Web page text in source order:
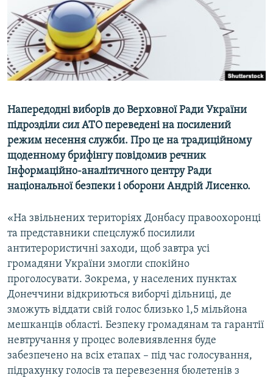
ДЕПОРТАЦІЯ
ВІДЕОУРОКИ «ELIFBE»
СВІДЧЕННЯ ОКУПАЦІЇ
УКРАЇНСЬКА ПРОБЛЕМА КРИМУ
ЯК ОБІЙТИ БЛОКУВАННЯ
Русский
Qırımtatar
Усі сайти RFE/RL
Напередодні виборів до Верховної Ради України
підрозділи сил АТО переведені на посилений
режим несення служби. Про це на традиційному
щоденному брифінгу повідомив речник
Інформаційно-аналітичного центру Ради
національної безпеки і оборони Андрій Лисенко.
«На звільнених територіях Донбасу правоохоронці
та представники спецслужб посилили
антитерористичні заходи, щоб завтра усі
громадяни України змогли спокійно
проголосувати. Зокрема, у населених пунктах
Донеччини відкриються виборчі дільниці, де
зможуть віддати свій голос близько 1,5 мільйона
мешканців області. Безпеку громадянам та гарантії
невтручання у процес волевиявлення буде
забезпечено на всіх етапах – під час голосування,
підрахунку голосів та перевезення бюлетенів з